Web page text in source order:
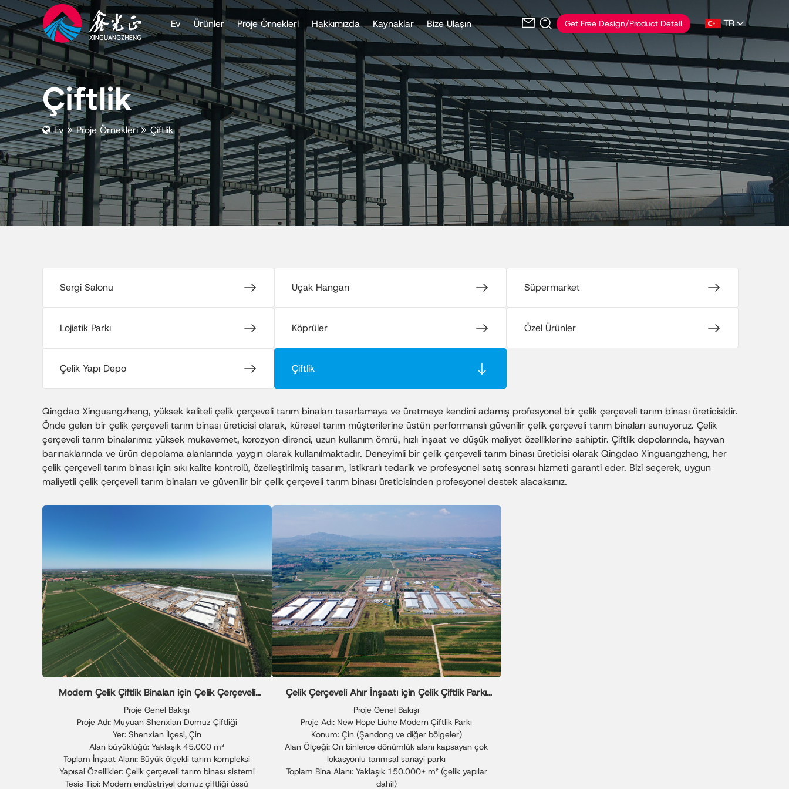
Ev Ürünler Proje Örnekleri Hakkımızda Kaynaklar Bize Ulaşın Get Free Design/Product Detail TR
Çiftlik
Ev Proje Örnekleri Çiftlik
Sergi Salonu Uçak Hangarı Süpermarket
Lojistik Parkı Köprüler Özel Ürünler
Çelik Yapı Depo Çiftlik
Qingdao Xinguangzheng, yüksek kaliteli çelik çerçeveli tarım binaları tasarlamaya ve üretmeye kendini adamış profesyonel bir çelik çerçeveli tarım binası üreticisidir.
Önde gelen bir çelik çerçeveli tarım binası üreticisi olarak, küresel tarım müşterilerine üstün performanslı güvenilir çelik çerçeveli tarım binaları sunuyoruz. Çelik
çerçeveli tarım binalarımız yüksek mukavemet, korozyon direnci, uzun kullanım ömrü, hızlı inşaat ve düşük maliyet özelliklerine sahiptir. Çiftlik depolarında, hayvan
barınaklarında ve ürün depolama alanlarında yaygın olarak kullanılmaktadır. Deneyimli bir çelik çerçeveli tarım binası üreticisi olarak Qingdao Xinguangzheng, her
çelik çerçeveli tarım binası için sıkı kalite kontrolü, özelleştirilmiş tasarım, istikrarlı tedarik ve profesyonel satış sonrası hizmeti garanti eder. Bizi seçerek, uygun
maliyetli çelik çerçeveli tarım binaları ve güvenilir bir çelik çerçeveli tarım binası üreticisinden profesyonel destek alacaksınız.
Modern Çelik Çiftlik Binaları için Çelik Çerçeveli
Tarım Binası
Proje Genel Bakışı
Proje Adı: Muyuan Shenxian Domuz Çiftliği
Yer: Shenxian İlçesi, Çin
Alan büyüklüğü: Yaklaşık 45.000 m²
Toplam İnşaat Alanı: Büyük ölçekli tarım kompleksi
Yapısal Özellikler: Çelik çerçeveli tarım binası sistemi
Tesis Tipi: Modern endüstriyel domuz çiftliği üssü
Çelik Çerçeveli Ahır İnşaatı için Çelik Çiftlik Parkı
Çözümü
Proje Genel Bakışı
Proje Adı: New Hope Liuhe Modern Çiftlik Parkı
Konum: Çin (Şandong ve diğer bölgeler)
Alan Ölçeği: On binlerce dönümlük alanı kapsayan çok
lokasyonlu tarımsal sanayi parkı
Toplam Bina Alanı: Yaklaşık 150.000+ m² (çelik yapılar
dahil)